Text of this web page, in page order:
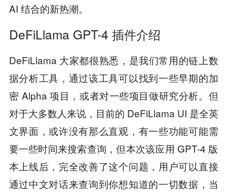
AI 结合的新热潮。
DeFiLlama GPT-4 插件介绍
DeFiLlama 大家都很熟悉，是我们常用的链上数
据分析工具，通过该工具可以找到一些早期的加
密 Alpha 项目，或者对一些项目做研究分析。但
对于大多数人来说，目前的 DeFiLlama UI 是全英
文界面，或许没有那么直观，有一些功能可能需
要一些时间来搜索查询，但本次该应用 GPT-4 版
本上线后，完全改善了这个问题，用户可以直接
通过中文对话来查询到你想知道的一切数据，当